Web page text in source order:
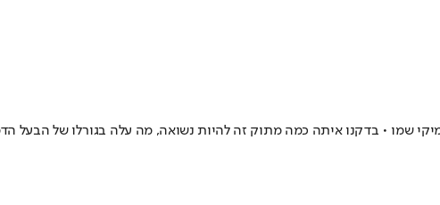
שמו • בדקנו איתה כמה מתוק זה להיות נשואה, מה עלה בגורלו של